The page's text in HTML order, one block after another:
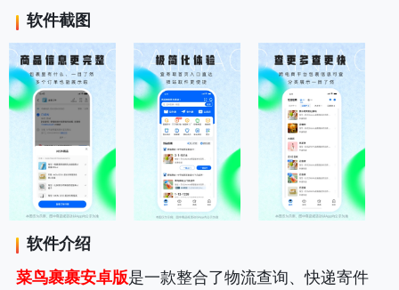
软件截图
软件介绍
菜鸟裹裹安卓版是一款整合了物流查询、快递寄件